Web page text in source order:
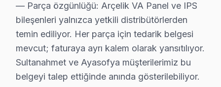
İskenderpaşa'da söz konusu model TV Servisi
İskenderpaşa, tarihi ve modern yaşamı bir arada
Kalenderhane'de Arçelik TV Servisi
Kalenderhane, tarihi dokusu ve kendine özgü
— Parça özgünlüğü: Arçelik VA Panel ve IPS
bileşenleri yalnızca yetkili distribütörlerden
temin ediliyor. Her parça için tedarik belgesi
mevcut; faturaya ayrı kalem olarak yansıtılıyor.
Sultanahmet ve Ayasofya müşterilerimiz bu
belgeyi talep ettiğinde anında gösterilebiliyor.